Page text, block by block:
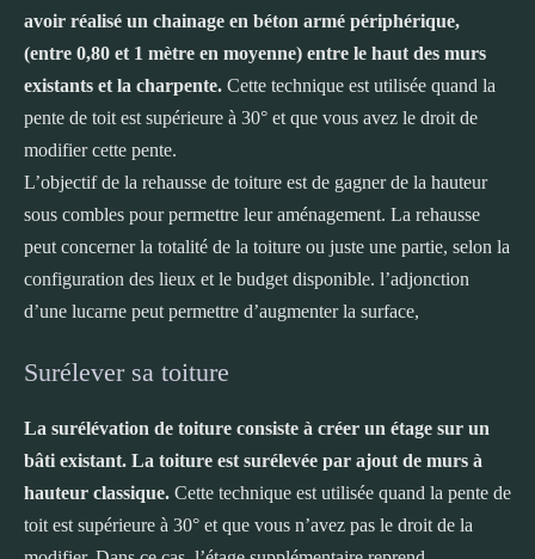
avoir réalisé un chainage en béton armé périphérique,
(entre 0,80 et 1 mètre en moyenne) entre le haut des murs
existants et la charpente. Cette technique est utilisée quand la
pente de toit est supérieure à 30° et que vous avez le droit de
modifier cette pente.
L’objectif de la rehausse de toiture est de gagner de la hauteur
sous combles pour permettre leur aménagement. La rehausse
peut concerner la totalité de la toiture ou juste une partie, selon la
configuration des lieux et le budget disponible. l’adjonction
d’une lucarne peut permettre d’augmenter la surface,
Surélever sa toiture
La surélévation de toiture consiste à créer un étage sur un
bâti existant. La toiture est surélevée par ajout de murs à
hauteur classique. Cette technique est utilisée quand la pente de
toit est supérieure à 30° et que vous n’avez pas le droit de la